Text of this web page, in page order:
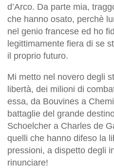
d’Arco. Da parte mia,
che hanno osato, perchè
nel genio francese ed ho
legittimamente fiera di se
il proprio futuro.
Mi metto nel novero degli
libertà, dei milioni di
essa, da Bouvines a
battaglie del grande
Schoelcher a Charles de
quelli che hanno difeso la
pressioni, a dispetto degli
rinunciare!